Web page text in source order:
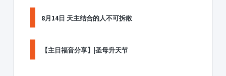
8月14日 天主结合的人不可拆散
【主日福音分享】|圣母升天节